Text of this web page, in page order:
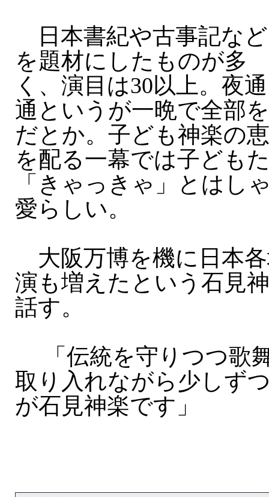
日本書紀や古事記など
を題材にしたものが多
く、演目は30以上。夜
通というが一晩で全部
だとか。子ども神楽の
を配る一幕では子ども
「きゃっきゃ」とはし
愛らしい。
大阪万博を機に日本
演も増えたという石見
話す。
「伝統を守りつつ歌
取り入れながら少しず
が石見神楽です」